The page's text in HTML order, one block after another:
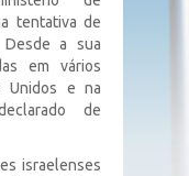
tentativa de
Desde a sua
em vários
Unidos e na
de
israelenses